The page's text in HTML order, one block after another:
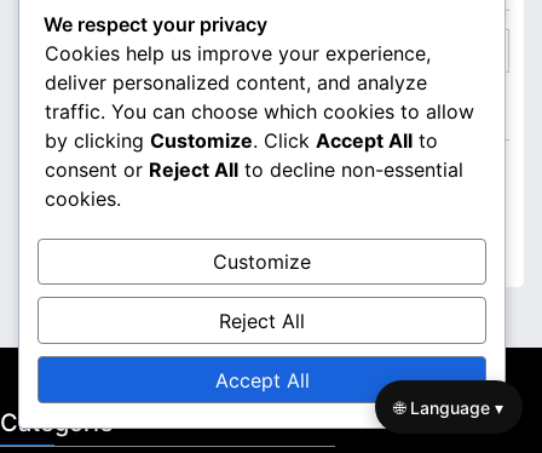
o
Archivio
March 2026
Categorie
We respect your privacy
Cookies help us improve your experience,
deliver personalized content, and analyze
traffic. You can choose which cookies to allow
by clicking Customize. Click Accept All to
consent or Reject All to decline non-essential
cookies.
Customize
Reject All
Accept All
🌐 Language ▾